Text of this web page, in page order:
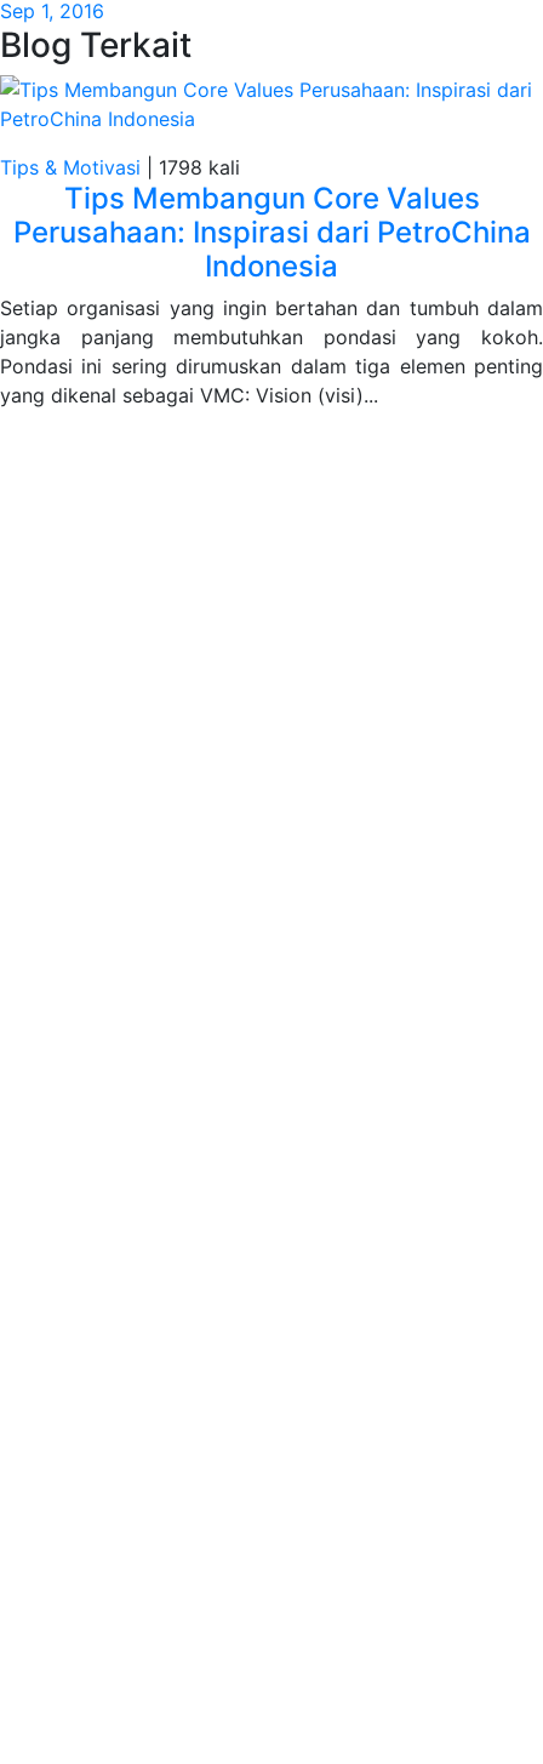
Sep 1, 2016
Blog Terkait
Tips & Motivasi 1798 kali
Tips Membangun Core Values
Perusahaan: Inspirasi dari PetroChina
Indonesia
Setiap organisasi yang ingin bertahan dan tumbuh dalam
jangka panjang membutuhkan pondasi yang kokoh.
Pondasi ini sering dirumuskan dalam tiga elemen penting
yang dikenal sebagai VMC: Vision (visi)...